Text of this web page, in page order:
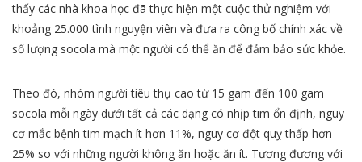
thấy các nhà khoa học đã thực hiện một cuộc thử nghiệm với
khoảng 25.000 tình nguyện viên và đưa ra công bố chính xác về
số lượng socola mà một người có thể ăn để đảm bảo sức khỏe.
Theo đó, nhóm người tiêu thụ cao từ 15 gam đến 100 gam
socola mỗi ngày dưới tất cả các dạng có nhịp tim ổn định, nguy
cơ mắc bệnh tim mạch ít hơn 11%, nguy cơ đột quỵ thấp hơn
25% so với những người không ăn hoặc ăn ít. Tương đương với